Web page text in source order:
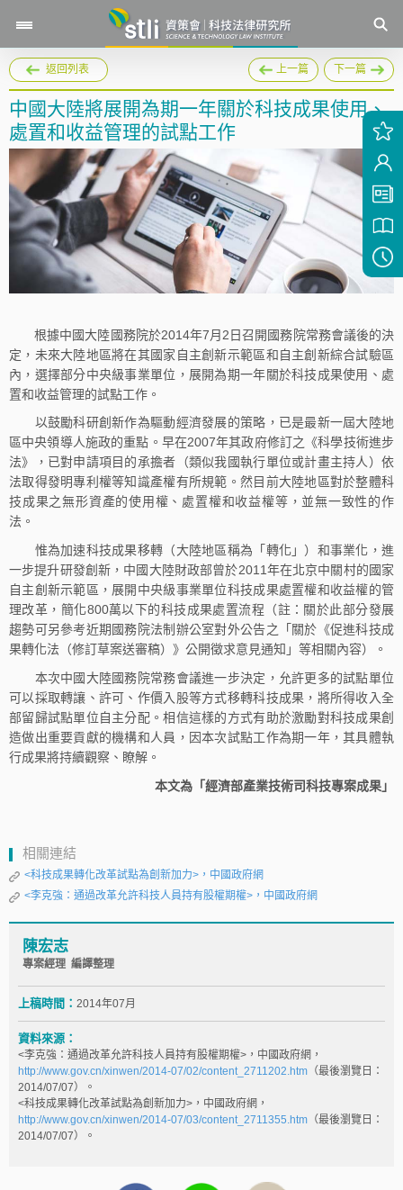
返回列表 上一篇 下一篇
中國大陸將展開為期一年關於科技成果使用、
處置和收益管理的試點工作
根據中國大陸國務院於2014年7月2日召開國務院常務會議後的決
定，未來大陸地區將在其國家自主創新示範區和自主創新綜合試驗區
內，選擇部分中央級事業單位，展開為期一年關於科技成果使用、處
置和收益管理的試點工作。
以鼓勵科研創新作為驅動經濟發展的策略，已是最新一屆大陸地
區中央領導人施政的重點。早在2007年其政府修訂之《科學技術進步
法》，已對申請項目的承擔者（類似我國執行單位或計畫主持人）依
法取得發明專利權等知識產權有所規範。然目前大陸地區對於整體科
技成果之無形資產的使用權、處置權和收益權等，並無一致性的作
法。
惟為加速科技成果移轉（大陸地區稱為「轉化」）和事業化，進
一步提升研發創新，中國大陸財政部曾於2011年在北京中關村的國家
自主創新示範區，展開中央級事業單位科技成果處置權和收益權的管
理改革，簡化800萬以下的科技成果處置流程（註：關於此部分發展
趨勢可另參考近期國務院法制辦公室對外公告之「關於《促進科技成
果轉化法（修訂草案送審稿）》公開徵求意見通知」等相關內容）。
本次中國大陸國務院常務會議進一步決定，允許更多的試點單位
可以採取轉讓、許可、作價入股等方式移轉科技成果，將所得收入全
部留歸試點單位自主分配。相信這樣的方式有助於激勵對科技成果創
造做出重要貢獻的機構和人員，因本次試點工作為期一年，其具體執
行成果將持續觀察、瞭解。
本文為「經濟部產業技術司科技專案成果」
相關連結
<科技成果轉化改革試點為創新加力>，中國政府網
<李克強：通過改革允許科技人員持有股權期權>，中國政府網
陳宏志
專案經理 編譯整理
上稿時間： 2014年07月
資料來源：
<李克強：通過改革允許科技人員持有股權期權>，中國政府網，
http://www.gov.cn/xinwen/2014-07/02/content_2711202.htm （最後瀏覽日：
2014/07/07）。
<科技成果轉化改革試點為創新加力>，中國政府網，
http://www.gov.cn/xinwen/2014-07/03/content_2711355.htm （最後瀏覽日：
2014/07/07）。